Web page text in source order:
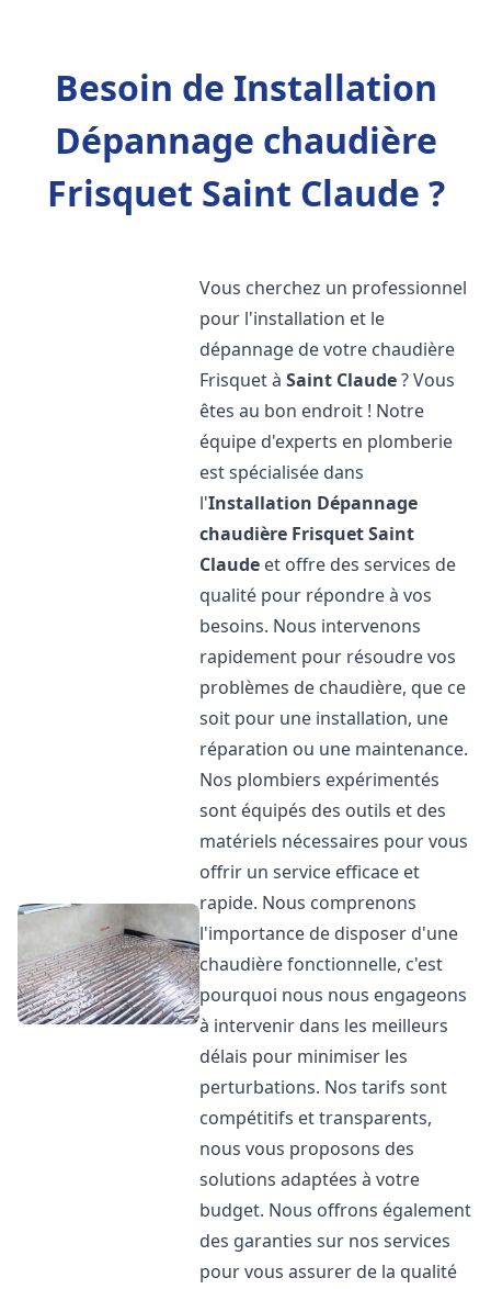
Besoin de Installation
Dépannage chaudière
Frisquet Saint Claude ?
Vous cherchez un professionnel
pour l'installation et le
dépannage de votre chaudière
Frisquet àSaint Claude? Vous
êtes au bon endroit ! Notre
équipe d'experts en plomberie
est spécialisée dans
l'Installation Dépannage
chaudière FrisquetSaint
Claude et offre des services de
qualité pour répondre à vos
besoins. Nous intervenons
rapidement pour résoudre vos
problèmes de chaudière, que ce
soit pour une installation, une
réparation ou une maintenance.
Nos plombiers expérimentés
sont équipés des outils et des
matériels nécessaires pour vous
offrir un service efficace et
rapide. Nous comprenons
l'importance de disposer d'une
chaudière fonctionnelle, c'est
pourquoi nous nous engageons
à intervenir dans les meilleurs
délais pour minimiser les
perturbations. Nos tarifs sont
compétitifs et transparents,
nous vous proposons des
solutions adaptées à votre
budget. Nous offrons également
des garanties sur nos services
pour vous assurer de la qualité